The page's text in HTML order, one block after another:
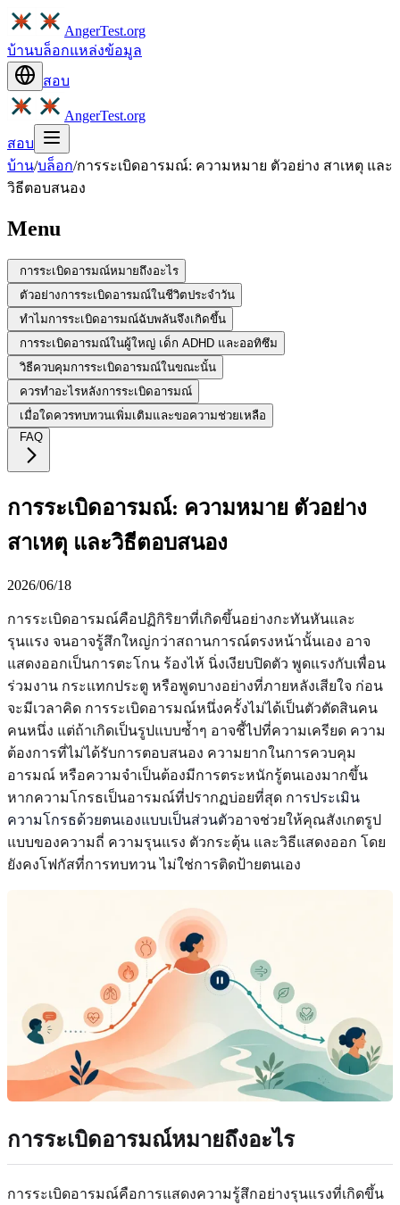
AngerTest.org
บ้านบล็อกแหล่งข้อมูล
สอบ
AngerTest.org
สอบ
บ้าน/บล็อก/การระเบิดอารมณ์: ความหมาย ตัวอย่าง สาเหตุ และ
วิธีตอบสนอง
Menu
การระเบิดอารมณ์หมายถึงอะไร
ตัวอย่างการระเบิดอารมณ์ในชีวิตประจำวัน
ทำไมการระเบิดอารมณ์ฉับพลันจึงเกิดขึ้น
การระเบิดอารมณ์ในผู้ใหญ่ เด็ก ADHD และออทิซึม
วิธีควบคุมการระเบิดอารมณ์ในขณะนั้น
ควรทำอะไรหลังการระเบิดอารมณ์
เมื่อใดควรทบทวนเพิ่มเติมและขอความช่วยเหลือ
FAQ
การระเบิดอารมณ์: ความหมาย ตัวอย่าง
สาเหตุ และวิธีตอบสนอง
2026/06/18
การระเบิดอารมณ์คือปฏิกิริยาที่เกิดขึ้นอย่างกะทันหันและ
รุนแรง จนอาจรู้สึกใหญ่กว่าสถานการณ์ตรงหน้านั้นเอง อาจ
แสดงออกเป็นการตะโกน ร้องไห้ นิ่งเงียบปิดตัว พูดแรงกับเพื่อน
ร่วมงาน กระแทกประตู หรือพูดบางอย่างที่ภายหลังเสียใจ ก่อน
จะมีเวลาคิด การระเบิดอารมณ์หนึ่งครั้งไม่ได้เป็นตัวตัดสินคน
คนหนึ่ง แต่ถ้าเกิดเป็นรูปแบบซ้ำๆ อาจชี้ไปที่ความเครียด ความ
ต้องการที่ไม่ได้รับการตอบสนอง ความยากในการควบคุม
อารมณ์ หรือความจำเป็นต้องมีการตระหนักรู้ตนเองมากขึ้น
หากความโกรธเป็นอารมณ์ที่ปรากฏบ่อยที่สุด การประเมิน
ความโกรธด้วยตนเองแบบเป็นส่วนตัวอาจช่วยให้คุณสังเกตรูป
แบบของความถี่ ความรุนแรง ตัวกระตุ้น และวิธีแสดงออก โดย
ยังคงโฟกัสที่การทบทวน ไม่ใช่การติดป้ายตนเอง
การระเบิดอารมณ์หมายถึงอะไร
การระเบิดอารมณ์คือการแสดงความรู้สึกอย่างรุนแรงที่เกิดขึ้น